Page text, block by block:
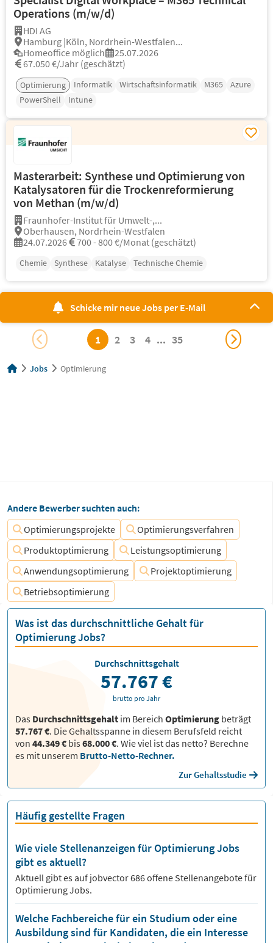
Operations (m/w/d)
HDI AG
Hamburg |Köln, Nordrhein-Westfalen...
Homeoffice möglich
25.07.2026
67.050 €/Jahr (geschätzt)
Optimierung Informatik Wirtschaftsinformatik M365
Azure
PowerShell
Intune
Masterarbeit: Synthese und Optimierung von
Katalysatoren für die Trockenreformierung
von Methan (m/w/d)
Fraunhofer-Institut für Umwelt-,...
Oberhausen, Nordrhein-Westfalen
24.07.2026
700 - 800 €/Monat (geschätzt)
Chemie Synthese Katalyse Technische Chemie
Schicke mir neue Jobs per E-Mail
1 2 3 4 ... 35
Jobs Optimierung
Andere Bewerber suchten auch:
Optimierungsprojekte
Optimierungsverfahren
Produktoptimierung
Leistungsoptimierung
Anwendungsoptimierung
Projektoptimierung
Betriebsoptimierung
Was ist das durchschnittliche Gehalt für
Optimierung Jobs?
Das Durchschnittsgehalt im Bereich Optimierung beträgt
57.767 €. Die Gehaltsspanne in diesem Berufsfeld reicht
von 44.349 € bis68.000 €. Wie viel ist das netto? Berechne
es mit unserem Brutto-Netto-Rechner.
Zur Gehaltsstudie
Durchschnittsgehalt
57.767 €
brutto pro Jahr
Häufig gestellte Fragen
Wie viele Stellenanzeigen für Optimierung Jobs
gibt es aktuell?
Aktuell gibt es auf jobvector686offene Stellenangebote für
Optimierung Jobs.
Welche Fachbereiche für ein Studium oder eine
Ausbildung sind für Kandidaten, die ein Interesse